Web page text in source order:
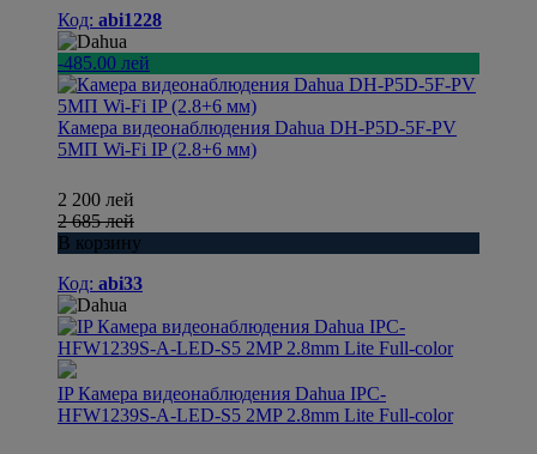
Код: abi1228
-485.00 лей
Камера видеонаблюдения Dahua DH-P5D-5F-PV
5МП Wi-Fi IP (2.8+6 мм)
2 200 лей
2 685 лей
В корзину
Код: abi33
IP Камера видеонаблюдения Dahua IPC-
HFW1239S-A-LED-S5 2MP 2.8mm Lite Full-color